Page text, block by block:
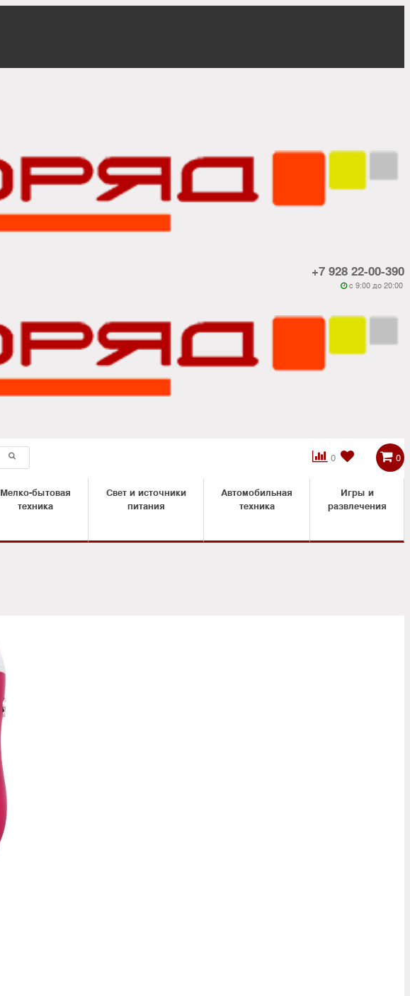
+7 928 22-00-390
 c 9:00 до 20:00
0

 0
Мелко-бытовая
техника
Свет и источники
питания
Автомобильная
техника
Игры и
развлечения